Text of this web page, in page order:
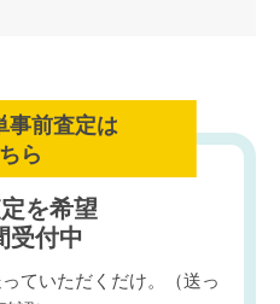
事前査定は
ら
を希望
受付中
ていただくだけ。（送っ